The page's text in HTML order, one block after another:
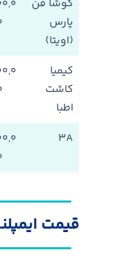
کوشا فن
پارس
(اویتا)
کیمیا
کاشت
اطبا
۳A
قیمت